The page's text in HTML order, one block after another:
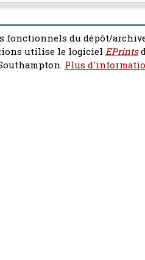
fonctionnels du dépôt/
utilise le logiciel EPrints
Plus